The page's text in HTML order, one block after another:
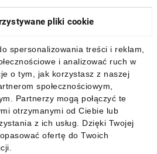
pliki cookie
spersonalizowania treści i reklam,
i analizować ruch w
o tym, jak korzystasz z naszej
społecznościowym,
Partnerzy mogą połączyć te
otrzymanymi od Ciebie lub
z ich usług. Dzięki Twojej
ofertę do Twoich
aplikację mobilną: